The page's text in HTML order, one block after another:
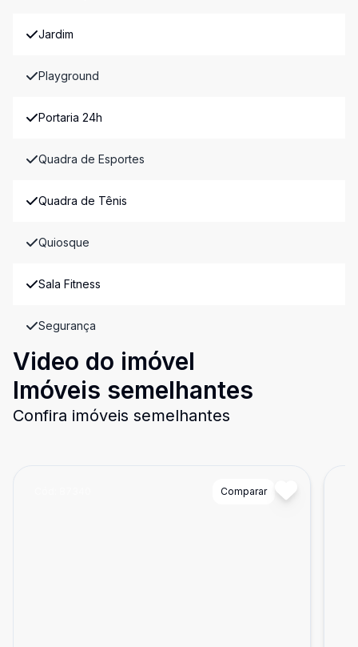
Jardim
Playground
Portaria 24h
Quadra de Esportes
Quadra de Tênis
Quiosque
Sala Fitness
Segurança
Video do imóvel
Imóveis semelhantes
Confira imóveis semelhantes
Comparar